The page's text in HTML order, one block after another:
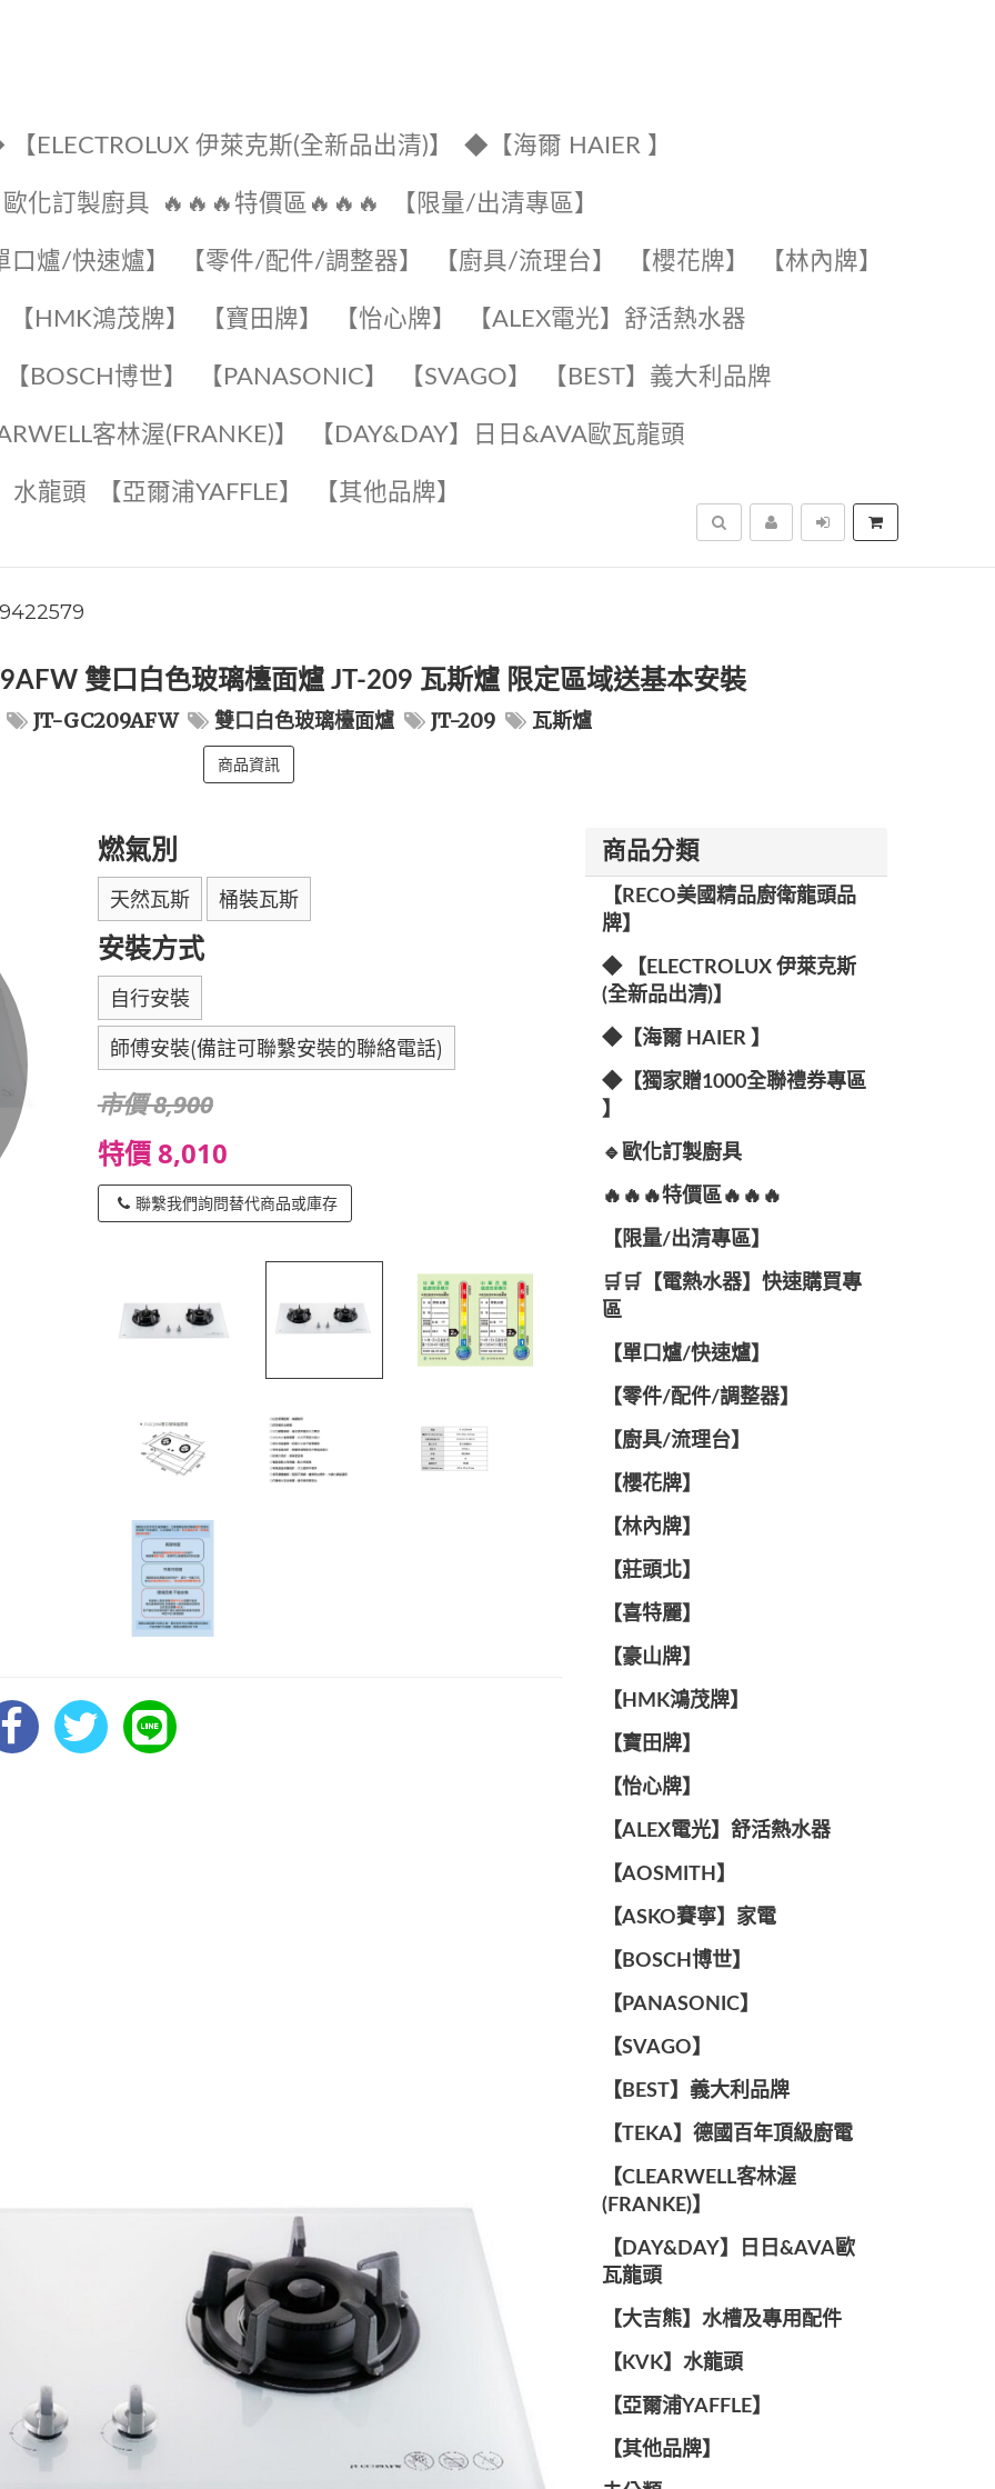
ELECTROLUX 伊萊克斯(全新品出清)】 ◆【海爾 HAIER 】
化訂製廚具 🔥🔥🔥特價區🔥🔥🔥 【限量/出清專區】
口爐/快速爐】 【零件/配件/調整器】 【廚具/流理台】 【櫻花牌】 【林內牌】
【HMK鴻茂牌】 【寶田牌】 ️【怡心牌】️ ️️【ALEX電光】舒活熱水器️️
【BOSCH博世】 ️【PANASONIC】️ ️【SVAGO】️ ️【BEST】️義大利品牌
客林渥(FRANKE)】️ ️【DAY&DAY】️日日&AVA歐瓦龍頭
水龍頭️ 【亞爾浦YAFFLE】 ️【其他品牌】️
搜尋
雙口白色玻璃檯面爐 JT-209 瓦斯爐 限定區域送基本安裝
JT-GC209AFW 雙口白色玻璃檯面爐 JT-209 瓦斯爐
商品資訊
燃氣別
天然瓦斯 桶裝瓦斯
安裝方式
自行安裝
師傅安裝(備註可聯繫安裝的聯絡電話)
市價 8,900
特價 8,010
聯繫我們詢問替代商品或庫存
商品分類
【RECO美國精品廚衛龍頭品
牌】
◆ 【ELECTROLUX 伊萊克斯
(全新品出清)】
◆【海爾 HAIER 】
◆【獨家贈1000全聯禮券專區
】
🔹歐化訂製廚具
🔥🔥🔥特價區🔥🔥🔥
【限量/出清專區】
🛒🛒【電熱水器】快速購買專
區
【單口爐/快速爐】
【零件/配件/調整器】
【廚具/流理台】
【櫻花牌】
【林內牌】
【莊頭北】
【喜特麗】
【豪山牌】
【HMK鴻茂牌】
【寶田牌】
️【怡心牌】️
️️【ALEX電光】舒活熱水器️️
【AOSMITH】
【ASKO賽寧】家電
【BOSCH博世】
️【PANASONIC】️
️【SVAGO】️
️【BEST】️義大利品牌
️【TEKA】️德國百年頂級廚電
️【CLEARWELL客林渥
(FRANKE)】️
️【DAY&DAY】️日日&AVA歐
瓦龍頭
【大吉熊】水槽及專用配件
️【KVK】水龍頭️
【亞爾浦YAFFLE】
️【其他品牌】️